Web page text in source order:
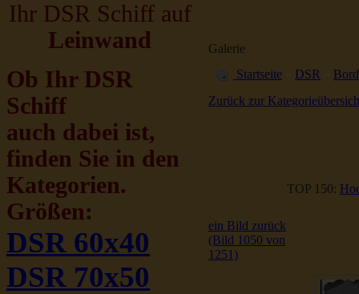
Ihr DSR Schiff auf
Leinwand
Ob Ihr DSR
Schiff
auch dabei ist,
finden Sie in den
Kategorien.
Größen:
DSR 60x40
DSR 70x50
Galerie
Startseite » DSR »
Zurück zur
TOP 150:
ein Bild zurück
(Bild 1050 von
1251)